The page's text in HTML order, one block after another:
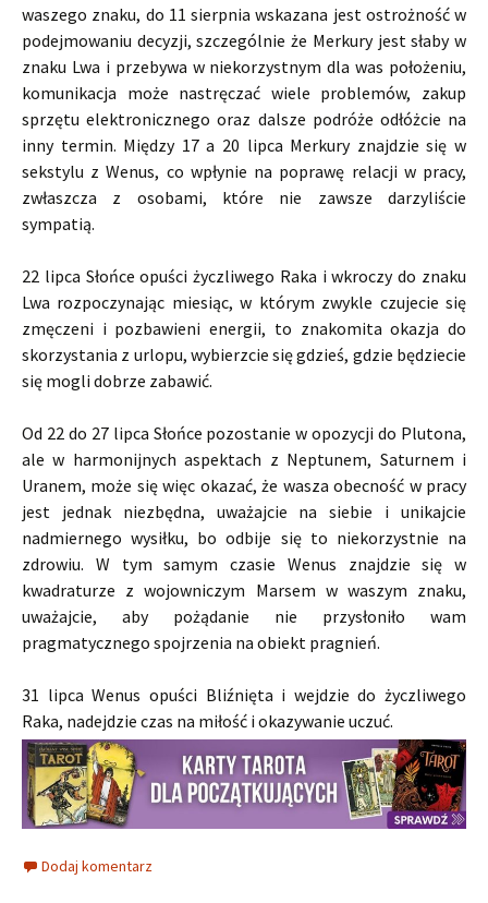
waszego znaku, do 11 sierpnia wskazana jest ostrożność w
podejmowaniu decyzji, szczególnie że Merkury jest słaby w
znaku Lwa i przebywa w niekorzystnym dla was położeniu,
komunikacja może nastręczać wiele problemów, zakup
sprzętu elektronicznego oraz dalsze podróże odłóżcie na
inny termin. Między 17 a 20 lipca Merkury znajdzie się w
sekstylu z Wenus, co wpłynie na poprawę relacji w pracy,
zwłaszcza z osobami, które nie zawsze darzyliście
sympatią.
22 lipca Słońce opuści życzliwego Raka i wkroczy do znaku
Lwa rozpoczynając miesiąc, w którym zwykle czujecie się
zmęczeni i pozbawieni energii, to znakomita okazja do
skorzystania z urlopu, wybierzcie się gdzieś, gdzie będziecie
się mogli dobrze zabawić.
Od 22 do 27 lipca Słońce pozostanie w opozycji do Plutona,
ale w harmonijnych aspektach z Neptunem, Saturnem i
Uranem, może się więc okazać, że wasza obecność w pracy
jest jednak niezbędna, uważajcie na siebie i unikajcie
nadmiernego wysiłku, bo odbije się to niekorzystnie na
zdrowiu. W tym samym czasie Wenus znajdzie się w
kwadraturze z wojowniczym Marsem w waszym znaku,
uważajcie, aby pożądanie nie przysłoniło wam
pragmatycznego spojrzenia na obiekt pragnień.
31 lipca Wenus opuści Bliźnięta i wejdzie do życzliwego
Raka, nadejdzie czas na miłość i okazywanie uczuć.
Dodaj komentarz